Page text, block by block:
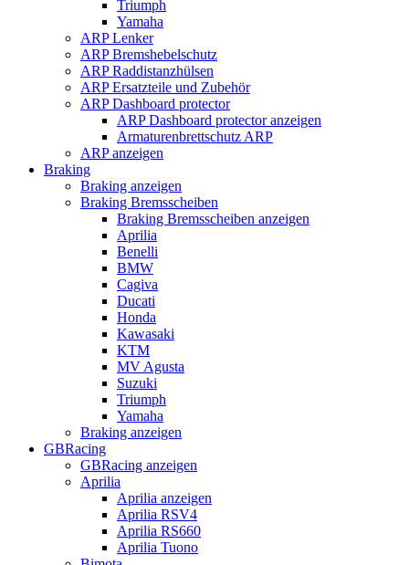
Triumph
Yamaha
ARP Lenker
ARP Bremshebelschutz
ARP Raddistanzhülsen
ARP Ersatzteile und Zubehör
ARP Dashboard protector
ARP Dashboard protector anzeigen
Armaturenbrettschutz ARP
ARP anzeigen
Braking
Braking anzeigen
Braking Bremsscheiben
Braking Bremsscheiben anzeigen
Aprilia
Benelli
BMW
Cagiva
Ducati
Honda
Kawasaki
KTM
MV Agusta
Suzuki
Triumph
Yamaha
Braking anzeigen
GBRacing
GBRacing anzeigen
Aprilia
Aprilia anzeigen
Aprilia RSV4
Aprilia RS660
Aprilia Tuono